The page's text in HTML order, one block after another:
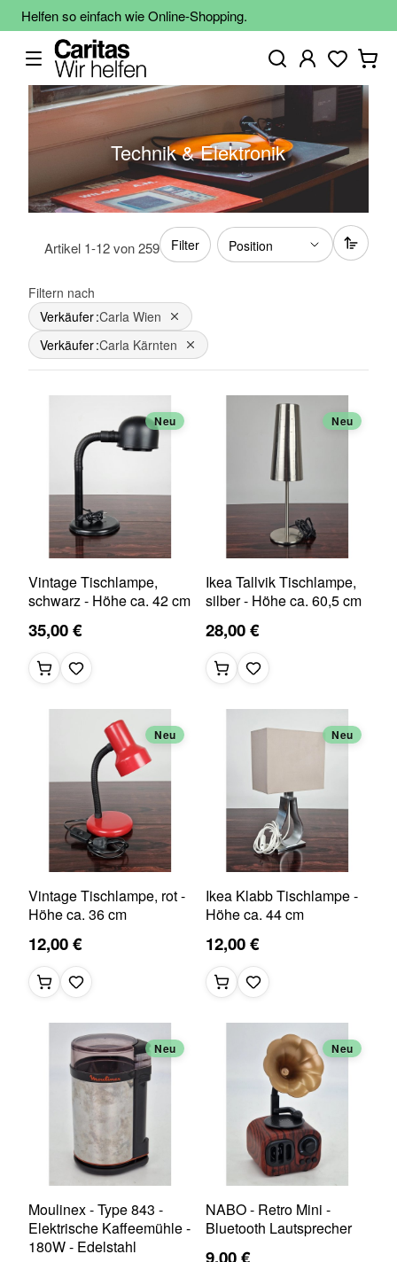
Helfen so einfach wie Online-Shopping.
Technik & Elektronik
Artikel 1-12von259 Filter
Filtern nach
Verkäufer Carla Wien
Dies entfernen
Verkäufer Carla Kärnten Dies entfernen
Neu
Vintage Tischlampe,
schwarz - Höhe ca. 42 cm
35,00 €
Neu
Ikea Tallvik Tischlampe,
silber - Höhe ca. 60,5 cm
28,00 €
Neu
Vintage Tischlampe, rot -
Höhe ca. 36 cm
12,00 €
Neu
Ikea Klabb Tischlampe -
Höhe ca. 44 cm
12,00 €
Neu
Moulinex - Type 843 -
Elektrische Kaffeemühle -
180W - Edelstahl
Neu
NABO - Retro Mini -
Bluetooth Lautsprecher